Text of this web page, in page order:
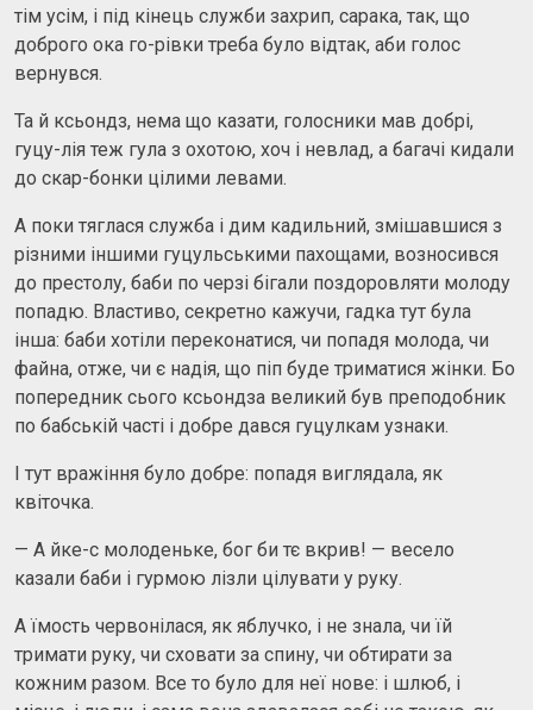
тім усім, і під кінець служби захрип, сарака, так, що
доброго ока го-рівки треба було відтак, аби голос
вернувся.
Та й ксьондз, нема що казати, голосники мав добрі,
гуцу-лія теж гула з охотою, хоч і невлад, а багачі кидали
до скар-бонки цілими левами.
А поки тяглася служба і дим кадильний, змішавшися з
різними іншими гуцульськими пахощами, возносився
до престолу, баби по черзі бігали поздоровляти молоду
попадю. Властиво, секретно кажучи, гадка тут була
інша: баби хотіли переконатися, чи попадя молода, чи
файна, отже, чи є надія, що піп буде триматися жінки. Бо
попередник сього ксьондза великий був преподобник
по бабській часті і добре дався гуцулкам узнаки.
І тут вражіння було добре: попадя виглядала, як
квіточка.
— А йке-с молоденьке, бог би тє вкрив! — весело
казали баби і гурмою лізли цілувати у руку.
А їмость червонілася, як яблучко, і не знала, чи їй
тримати руку, чи сховати за спину, чи обтирати за
кожним разом. Все то було для неї нове: і шлюб, і